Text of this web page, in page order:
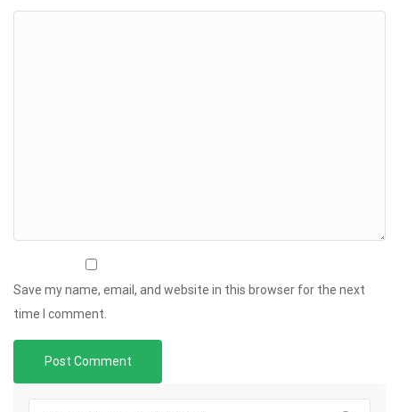
Save my name, email, and website in this browser for the next
time I comment.